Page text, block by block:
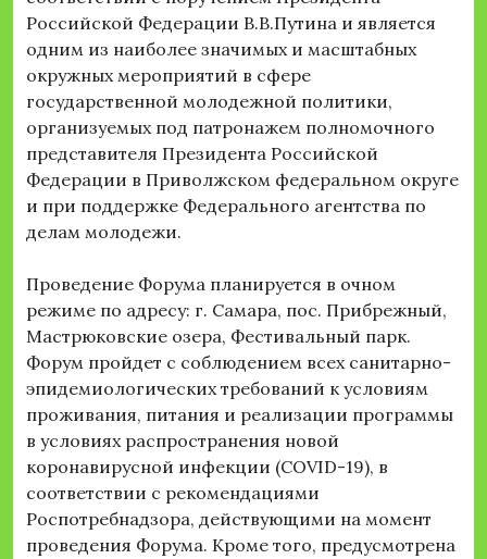
Российской Федерации В.В.Путина и является
одним из наиболее значимых и масштабных
окружных мероприятий в сфере
государственной молодежной политики,
организуемых под патронажем полномочного
представителя Президента Российской
Федерации в Приволжском федеральном округе
и при поддержке Федерального агентства по
делам молодежи.
Проведение Форума планируется в очном
режиме по адресу: г. Самара, пос. Прибрежный,
Мастрюковские озера, Фестивальный парк.
Форум пройдет с соблюдением всех санитарно-
эпидемиологических требований к условиям
проживания, питания и реализации программы
в условиях распространения новой
коронавирусной инфекции (COVID-19), в
соответствии с рекомендациями
Роспотребнадзора, действующими на момент
проведения Форума. Кроме того, предусмотрена